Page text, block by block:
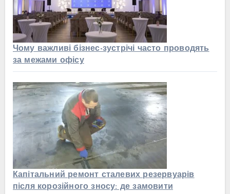
Чому важливі бізнес-зустрічі часто проводять
за межами офісу
Капітальний ремонт сталевих резервуарів
після корозійного зносу: де замовити